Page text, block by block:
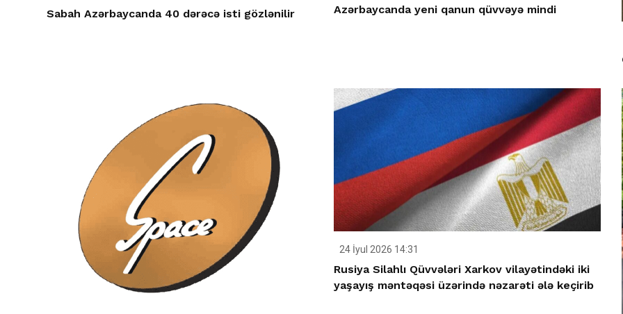
Sabah Azərbaycanda 40 dərəcə isti gözlənilir Azərbaycanda yeni qanun qüvvəyə mindi
24 İyul 2026 14:31
Rusiya Silahlı Qüvvələri Xarkov vilayətindəki iki
yaşayış məntəqəsi üzərində nəzarəti ələ keçirib